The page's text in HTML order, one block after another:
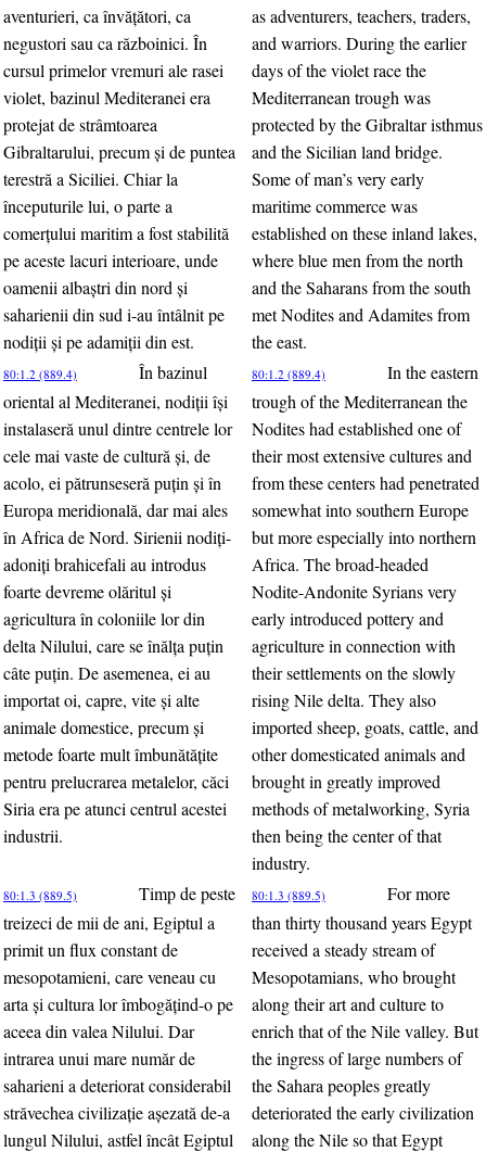
aventurieri, ca învăţători, ca
negustori sau ca războinici. În
cursul primelor vremuri ale rasei
violet, bazinul Mediteranei era
protejat de strâmtoarea
Gibraltarului, precum şi de puntea
terestră a Siciliei. Chiar la
începuturile lui, o parte a
comerţului maritim a fost stabilită
pe aceste lacuri interioare, unde
oamenii albaştri din nord şi
saharienii din sud i-au întâlnit pe
nodiţii şi pe adamiţii din est.
as adventurers, teachers, traders,
and warriors. During the earlier
days of the violet race the
Mediterranean trough was
protected by the Gibraltar isthmus
and the Sicilian land bridge.
Some of man’s very early
maritime commerce was
established on these inland lakes,
where blue men from the north
and the Saharans from the south
met Nodites and Adamites from
the east.
80:1.2 (889.4)
În bazinul
oriental al Mediteranei, nodiţii îşi
instalaseră unul dintre centrele lor
cele mai vaste de cultură şi, de
acolo, ei pătrunseseră puţin şi în
Europa meridională, dar mai ales
în Africa de Nord. Sirienii nodiţi-
adoniţi brahicefali au introdus
foarte devreme olăritul şi
agricultura în coloniile lor din
delta Nilului, care se înălţa puţin
câte puţin. De asemenea, ei au
importat oi, capre, vite şi alte
animale domestice, precum şi
metode foarte mult îmbunătăţite
pentru prelucrarea metalelor, căci
Siria era pe atunci centrul acestei
industrii.
80:1.2 (889.4)
In the eastern
trough of the Mediterranean the
Nodites had established one of
their most extensive cultures and
from these centers had penetrated
somewhat into southern Europe
but more especially into northern
Africa. The broad-headed
Nodite-Andonite Syrians very
early introduced pottery and
agriculture in connection with
their settlements on the slowly
rising Nile delta. They also
imported sheep, goats, cattle, and
other domesticated animals and
brought in greatly improved
methods of metalworking, Syria
then being the center of that
industry.
80:1.3 (889.5)
Timp de peste
treizeci de mii de ani, Egiptul a
primit un flux constant de
mesopotamieni, care veneau cu
arta şi cultura lor îmbogăţind-o pe
aceea din valea Nilului. Dar
intrarea unui mare număr de
saharieni a deteriorat considerabil
străvechea civilizaţie aşezată de-a
lungul Nilului, astfel încât Egiptul
80:1.3 (889.5)
For more
than thirty thousand years Egypt
received a steady stream of
Mesopotamians, who brought
along their art and culture to
enrich that of the Nile valley. But
the ingress of large numbers of
the Sahara peoples greatly
deteriorated the early civilization
along the Nile so that Egypt